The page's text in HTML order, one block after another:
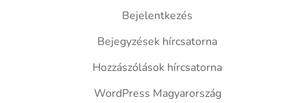
Bejelentkezés
Bejegyzések hírcsatorna
Hozzászólások hírcsatorna
WordPress Magyarország